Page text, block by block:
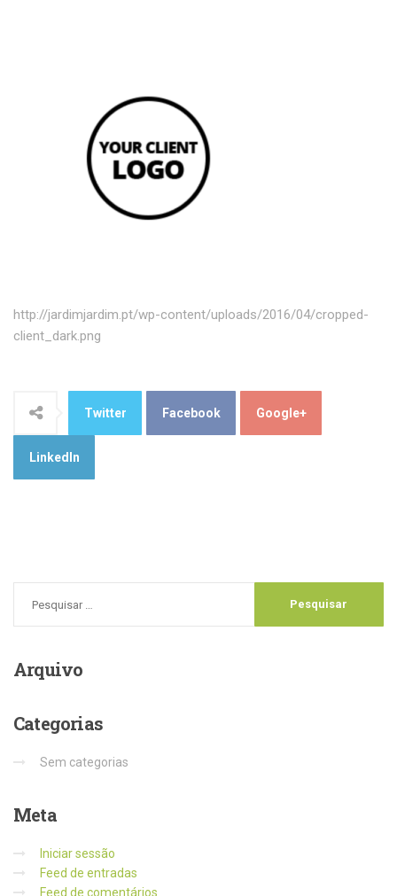
http://jardimjardim.pt/wp-content/uploads/2016/04/cropped-
client_dark.png
Twitter Facebook Google+
LinkedIn
Arquivo
Categorias
Sem categorias
Meta
Iniciar sessão
Feed de entradas
Feed de comentários